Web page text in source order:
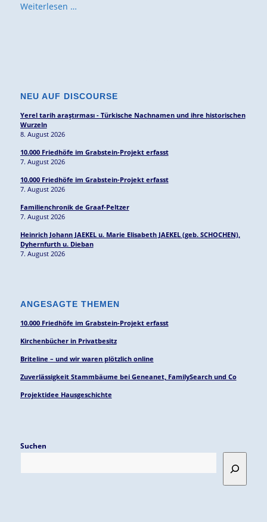
Weiterlesen …
NEU AUF DISCOURSE
Yerel tarih araştırması - Türkische Nachnamen und ihre historischen
Wurzeln
8. August 2026
10.000 Friedhöfe im Grabstein-Projekt erfasst
7. August 2026
10.000 Friedhöfe im Grabstein-Projekt erfasst
7. August 2026
Familienchronik de Graaf-Peltzer
7. August 2026
Heinrich Johann JAEKEL u. Marie Elisabeth JAEKEL (geb. SCHOCHEN),
Dyhernfurth u. Dieban
7. August 2026
ANGESAGTE THEMEN
10.000 Friedhöfe im Grabstein-Projekt erfasst
Kirchenbücher in Privatbesitz
Briteline – und wir waren plötzlich online
Zuverlässigkeit Stammbäume bei Geneanet, FamilySearch und Co
Projektidee Hausgeschichte
Suchen